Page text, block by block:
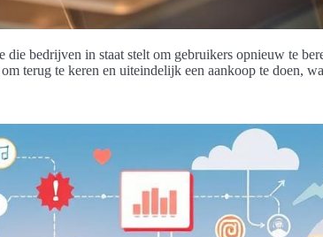
die bedrijven in staat stelt om gebruikers opnieuw te
terug te keren en uiteindelijk een aankoop te doen,